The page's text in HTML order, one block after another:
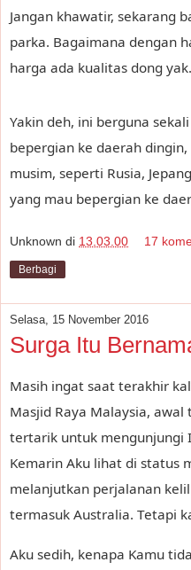
Jangan khawatir, sekarang
parka. Bagaimana dengan
harga ada kualitas dong yak.
Yakin deh, ini berguna
bepergian ke daerah
musim, seperti Rusia,
yang mau bepergian ke
Unknown di 13.03.00 17
Berbagi
Selasa, 15 November 2016
Surga Itu
Masih ingat saat terakhir
Masjid Raya Malaysia,
tertarik untuk mengunjungi
Kemarin Aku lihat di status
melanjutkan perjalanan
termasuk Australia. Tetapi
Aku sedih, kenapa Kamu